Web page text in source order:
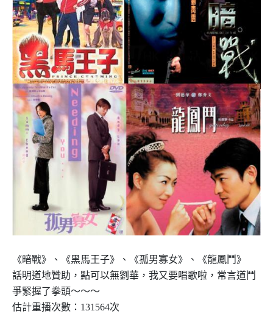
《暗戰》、《黑馬王子》、《孤男寡女》、《龍鳳鬥》
話明道地贊助，點可以無劉華，我又要唱歌啦，常言道鬥
爭緊握了拳頭～～～
估計重播次數： 131564次